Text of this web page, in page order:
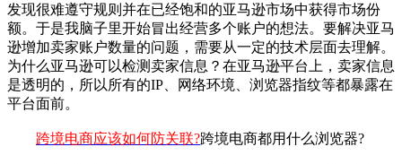
发现很难遵守规则并在已经饱和的亚马逊市场中获得市场份
额。于是我脑子里开始冒出经营多个账户的想法。要解决亚马
逊增加卖家账户数量的问题，需要从一定的技术层面去理解。
为什么亚马逊可以检测卖家信息？在亚马逊平台上，卖家信息
是透明的，所以所有的IP、网络环境、浏览器指纹等都暴露在
平台面前。
跨境电商应该如何防关联?跨境电商都用什么浏览器?